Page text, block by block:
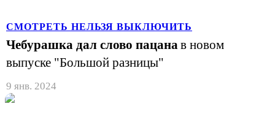
СМОТРЕТЬ НЕЛЬЗЯ ВЫКЛЮЧИТЬ
Чебурашка дал слово пацана в новом
выпуске "Большой разницы"
9 янв. 2024